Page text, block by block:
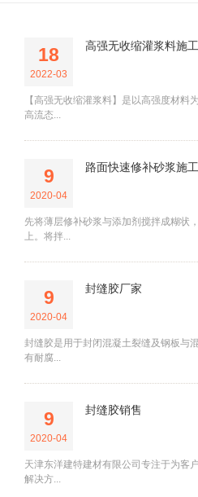
18
2022-03
高强无收缩灌浆料施工
【高强无收缩灌浆料】是以高强度材料
高流态...
9
2020-04
路面快速修补砂浆施工
先将薄层修补砂浆与添加剂搅拌成糊状
上。将拌...
9
2020-04
封缝胶厂家
封缝胶是用于封闭混凝土裂缝及钢板与
有耐腐...
9
2020-04
封缝胶销售
天津东洋建特建材有限公司专注于为客
解决方...